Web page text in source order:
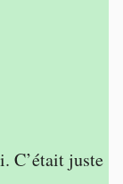
C’était juste